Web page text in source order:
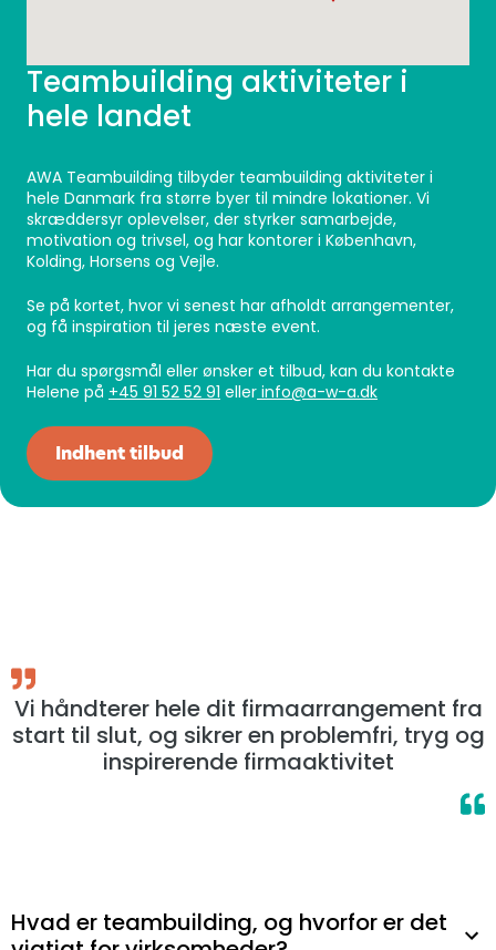
Teambuilding aktiviteter i
hele landet
AWA Teambuilding tilbyder teambuilding aktiviteter i
hele Danmark fra større byer til mindre lokationer. Vi
skræddersyr oplevelser, der styrker samarbejde,
motivation og trivsel, og har kontorer i København,
Kolding, Horsens og Vejle.
Se på kortet, hvor vi senest har afholdt arrangementer,
og få inspiration til jeres næste event.
Har du spørgsmål eller ønsker et tilbud, kan du kontakte
Helene på +45 91 52 52 91 eller info@a-w-a.dk
Indhent tilbud
Vi håndterer hele dit firmaarrangement fra
start til slut, og sikrer en problemfri, tryg og
inspirerende firmaaktivitet
Hvad er teambuilding, og hvorfor er det